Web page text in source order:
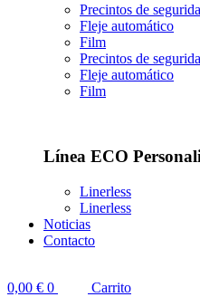
Precintos de
Fleje automático
Film
Precintos de
Fleje automático
Film
Línea ECO
Linerless
Linerless
Noticias
Contacto
0,00 € 0
Carrito